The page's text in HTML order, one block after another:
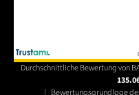
Durchschnittliche Bewertung von
| Bewertungsgrundlage